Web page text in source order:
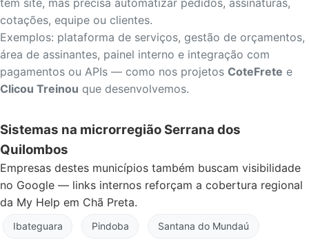
cotações, equipe ou clientes.
Exemplos: plataforma de serviços, gestão de orçamentos,
área de assinantes, painel interno e integração com
pagamentos ou APIs — como nos projetos CoteFrete e
Clicou Treinou que desenvolvemos.
Sistemas na microrregião Serrana dos
Quilombos
Empresas destes municípios também buscam visibilidade
no Google — links internos reforçam a cobertura regional
da My Help em Chã Preta.
Ibateguara Pindoba Santana do Mundaú